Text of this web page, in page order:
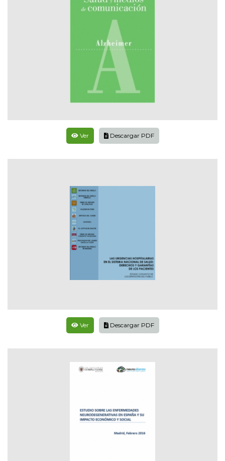
Ver Descargar PDF
Ver Descargar PDF